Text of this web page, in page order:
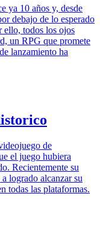
ya 10 años y, desde
debajo de lo esperado
ello, todos los ojos
un RPG que promete
lanzamiento ha
de
el juego hubiera
Recientemente su
logrado alcanzar su
todas las plataformas.